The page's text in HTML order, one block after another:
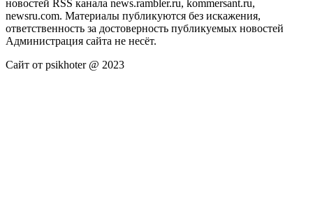
новостей RSS канала news.rambler.ru, kommersant.ru,
newsru.com. Материалы публикуются без искажения,
ответственность за достоверность публикуемых новостей
Администрация сайта не несёт.
Сайт от psikhoter @ 2023